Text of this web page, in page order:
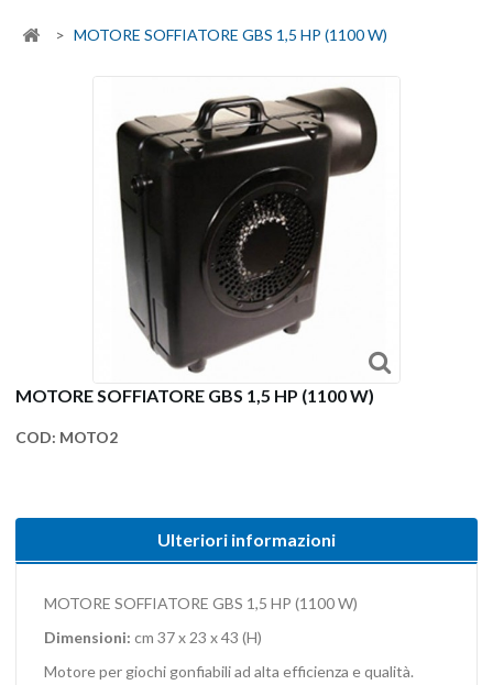
> MOTORE SOFFIATORE GBS 1,5 HP (1100 W)
MOTORE SOFFIATORE GBS 1,5 HP (1100 W)
COD: MOTO2
Ulteriori informazioni
MOTORE SOFFIATORE GBS 1,5 HP (1100 W)
Dimensioni: cm 37 x 23 x 43 (H)
Motore per giochi gonfiabili ad alta efficienza e qualità.